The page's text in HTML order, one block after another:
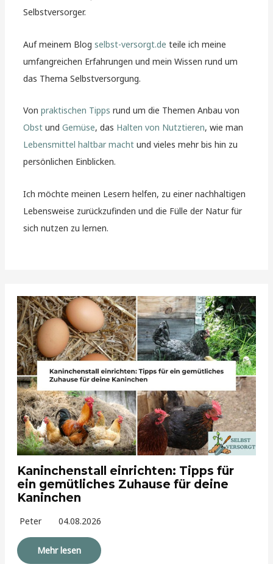
Selbstversorger.
Auf meinem Blogselbst-versorgt.de teile ich meine
umfangreichen Erfahrungen und mein Wissen rund um
das Thema Selbstversorgung.
Vonpraktischen Tipps rund um die Themen Anbau von
Obst undGemüse, das Halten von Nutztieren, wie man
Lebensmittel haltbar macht und vieles mehr bis hin zu
persönlichen Einblicken.
Ich möchte meinen Lesern helfen, zu einer nachhaltigen
Lebensweise zurückzufinden und die Fülle der Natur für
sich nutzen zu lernen.
Kaninchenstall einrichten: Tipps für
ein gemütliches Zuhause für deine
Kaninchen
Peter 04.08.2026
Mehr lesen